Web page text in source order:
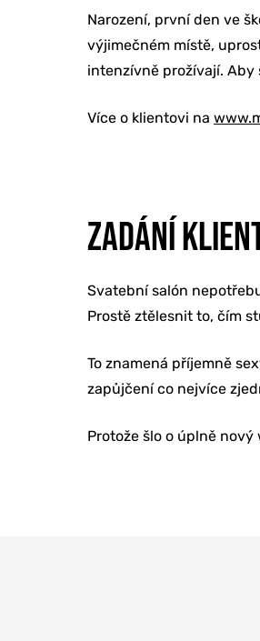
O
Narození, první den ve
výjimečném místě,
intenzívně prožívají. Aby
Více o klientovi na
ZADÁNÍ
Svatební salón
Prostě ztělesnit to, čím
To znamená příjemně
zapůjčení co nejvíce
Protože šlo o úplně